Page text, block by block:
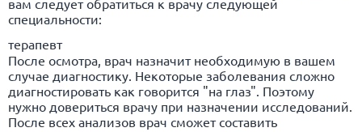
специальности:
терапевт
После осмотра, врач назначит необходимую в вашем
случае диагностику. Некоторые заболевания сложно
диагностировать как говорится "на глаз". Поэтому
нужно довериться врачу при назначении исследований.
После всех анализов врач сможет составить